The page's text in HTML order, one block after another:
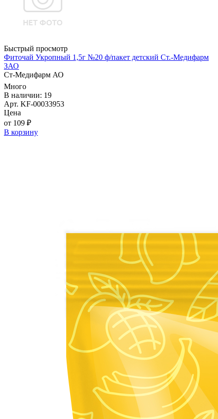
Быстрый просмотр
Фиточай Укропный 1,5г №20 ф/пакет детский Ст.-Медифарм
ЗАО
Ст-Медифарм АО
Много
В наличии: 19
Арт. KF-00033953
Цена
от 109 ₽
В корзину